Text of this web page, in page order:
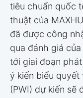
tiêu chuẩn quốc
thuật của
đã được công
qua đánh giá
tới giai đoạn
ý kiến biểu quyết
(PWI) dự kiến sẽ